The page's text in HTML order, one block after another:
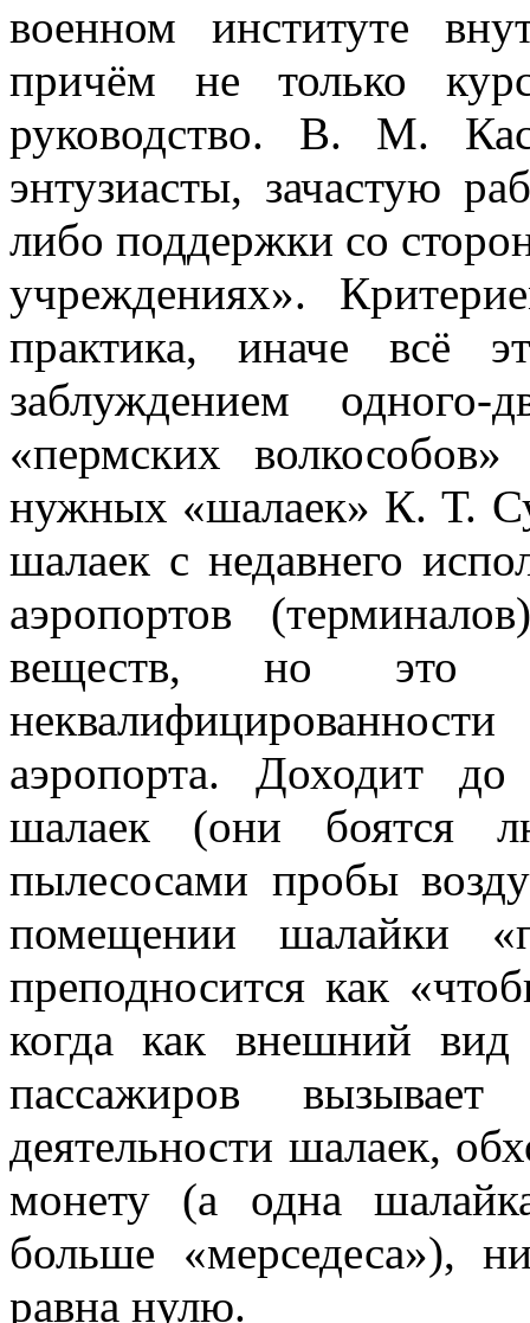
военном институте
причём не только
руководство. В. М.
энтузиасты, зачастую
либо поддержки со
учреждениях».
практика, иначе всё
заблуждением
«пермских
нужных «шалаек» К. Т.
шалаек с недавнего
аэропортов
веществ, но это
аэропорта. Доходит
шалаек (они боятся
пылесосами пробы
помещении шалайки
преподносится как
когда как внешний
пассажиров
деятельности шалаек,
монету (а одна
больше «мерседеса»),
равна нулю.